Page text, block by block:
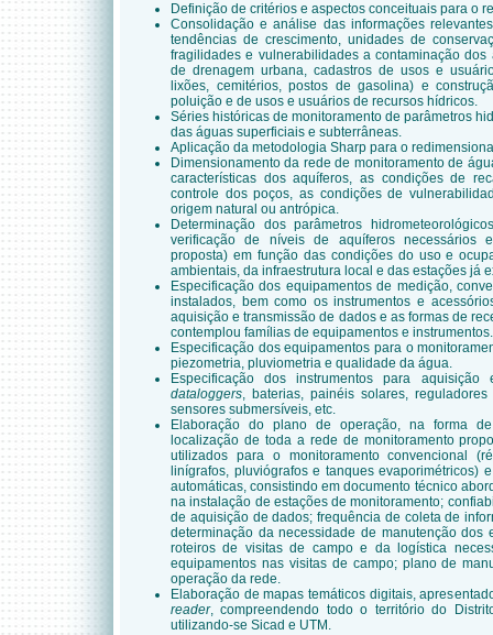
Definição de critérios e aspectos conceituais para o
Consolidação e análise das informações
tendências de crescimento, unidades de
fragilidades e vulnerabilidades a contaminação dos
de drenagem urbana, cadastros de usos e
lixões, cemitérios, postos de gasolina) e
poluição e de usos e usuários de recursos hídricos.
Séries históricas de monitoramento de parâmetros
das águas superficiais e subterrâneas.
Aplicação da metodologia Sharp para o
Dimensionamento da rede de monitoramento de
características dos aquíferos, as condições de
controle dos poços, as condições de
origem natural ou antrópica.
Determinação dos parâmetros
verificação de níveis de aquíferos necessários
proposta) em função das condições do uso e
ambientais, da infraestrutura local e das estações já
Especificação dos equipamentos de medição,
instalados, bem como os instrumentos e
aquisição e transmissão de dados e as formas de
contemplou famílias de equipamentos e instrumentos.
Especificação dos equipamentos para o
piezometria, pluviometria e qualidade da água.
Especificação dos instrumentos para aquisição
dataloggers, baterias, painéis solares,
sensores submersíveis, etc.
Elaboração do plano de operação, na forma
localização de toda a rede de monitoramento
utilizados para o monitoramento convencional
linígrafos, pluviógrafos e tanques evaporimétricos)
automáticas, consistindo em documento técnico
na instalação de estações de monitoramento;
de aquisição de dados; frequência de coleta de
determinação da necessidade de manutenção dos
roteiros de visitas de campo e da logística
equipamentos nas visitas de campo; plano de
operação da rede.
Elaboração de mapas temáticos digitais,
reader, compreendendo todo o território do
utilizando-se Sicad e UTM.